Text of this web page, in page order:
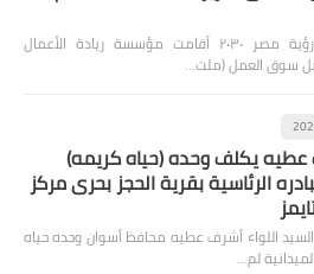
✍️ سهيلة محي على نهج رؤية مصر ٢٠٣٠ أقامت مؤسسة ريادة الأعمال
عطيه يكلف وحده (حياه كريمه)
الرئاسية بقرية الحجز بحرى مركز
اللواء أشرف عطيه محافظ أسوان وحده حياه
لم…